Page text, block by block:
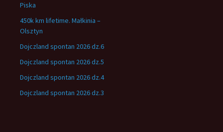
Piska
450k km lifetime. Małkinia –
Olsztyn
Dojczland spontan 2026 dz.6
Dojczland spontan 2026 dz.5
Dojczland spontan 2026 dz.4
Dojczland spontan 2026 dz.3